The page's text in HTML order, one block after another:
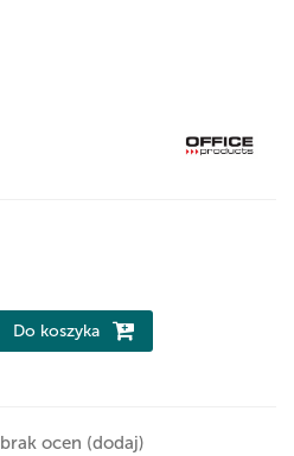
Do koszyka
brak ocen (dodaj)